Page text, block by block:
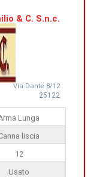
& C. S.n.c.
Via Dante 8/12
25122
Lunga
liscia
12
Usato